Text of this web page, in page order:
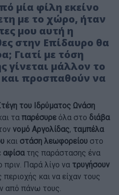
μία φίλη εκείνο
με το χώρο, ήταν
μου αυτή η
στην Επίδαυρο θα
Γιατί με τόση
γίνεται μάλλον το
προσπαθούν να
του Ιδρύματος Ωνάση
τα παρέσυρε όλα στο διάβα
νομό Αργολίδας, ταμπέλα
και στάση λεωφορείου στο
αφίσατης παράστασης ένα
πριν. Παρά λίγο να τρυγήσουν
περιοχής και να είχαν τους
από πάνω τους.